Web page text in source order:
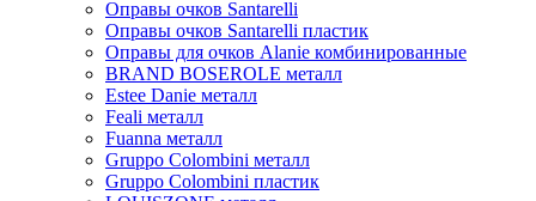
Оправы очков Santarelli
Оправы очков Santarelli пластик
Оправы для очков Alanie комбинированные
BRAND BOSEROLE металл
Estee Danie металл
Feali металл
Fuanna металл
Gruppo Colombini металл
Gruppo Colombini пластик